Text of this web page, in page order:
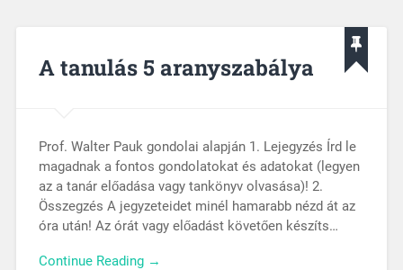
A tanulás 5 aranyszabálya
Prof. Walter Pauk gondolai alapján 1. Lejegyzés Írd le
magadnak a fontos gondolatokat és adatokat (legyen
az a tanár előadása vagy tankönyv olvasása)! 2.
Összegzés A jegyzeteidet minél hamarabb nézd át az
óra után! Az órát vagy előadást követően készíts…
Continue Reading →